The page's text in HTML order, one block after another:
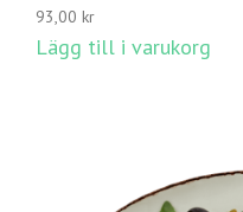
93,00 kr
Lägg till i varukorg